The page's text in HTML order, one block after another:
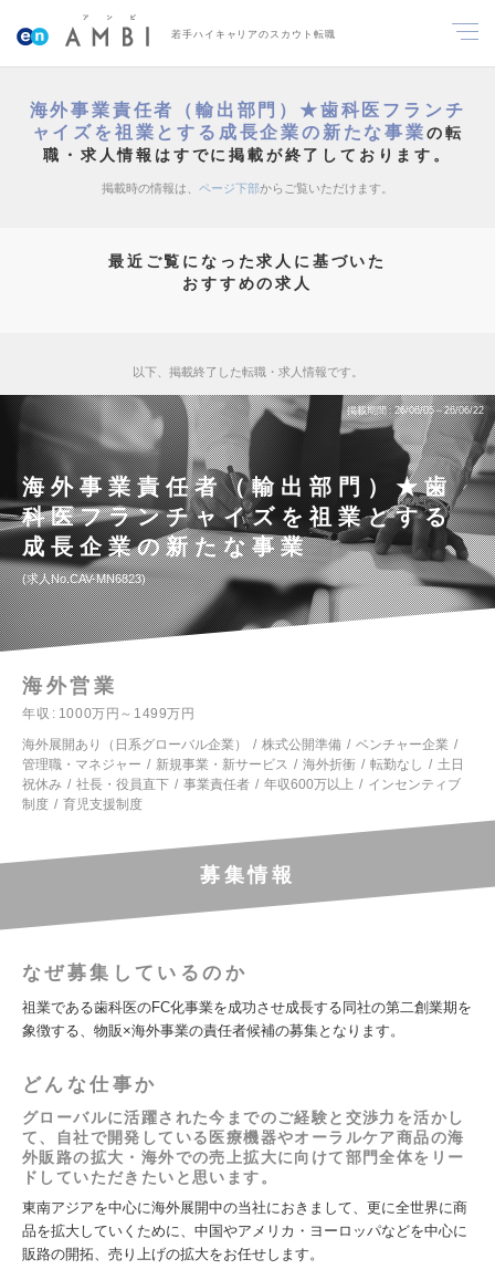
若手ハイキャリアのスカウト転職
海外事業責任者（輸出部門）★歯科医フランチ
ャイズを祖業とする成長企業の新たな事業の転
職・求人情報はすでに掲載が終了しております。
掲載時の情報は、 ページ下部からご覧いただけます。
最近ご覧になった求人に基づいた
おすすめの求人
以下、掲載終了した転職・求人情報です。
掲載期間 26/06/05～26/06/22
海外事業責任者（輸出部門）★歯
科医フランチャイズを祖業とする
成長企業の新たな事業
求人No.CAV-MN6823
海外営業
年収
1000万円～1499万円
海外展開あり（日系グローバル企業）
株式公開準備
ベンチャー企業
管理職・マネジャー
新規事業・新サービス 海外折衝 転勤なし
土日
祝休み
社長・役員直下 事業責任者 年収600万以上
インセンティブ
制度
育児支援制度
募集情報
なぜ募集しているのか
祖業である歯科医のFC化事業を成功させ成長する同社の第二創業期を
象徴する、物販×海外事業の責任者候補の募集となります。
どんな仕事か
グローバルに活躍された今までのご経験と交渉力を活かし
て、自社で開発している医療機器やオーラルケア商品の海
外販路の拡大・海外での売上拡大に向けて部門全体をリー
ドしていただきたいと思います。
東南アジアを中心に海外展開中の当社におきまして、更に全世界に商
品を拡大していくために、中国やアメリカ・ヨーロッパなどを中心に
販路の開拓、売り上げの拡大をお任せします。